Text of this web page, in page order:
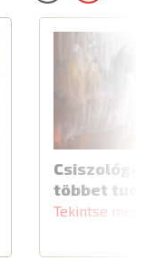
Csiszológép,
többet tud
Tekintse meg a